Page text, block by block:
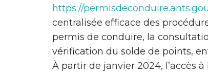
https://
centralisée efficace des
permis de conduire, la
vérification du solde de points,
À partir de janvier 2024, l’accès